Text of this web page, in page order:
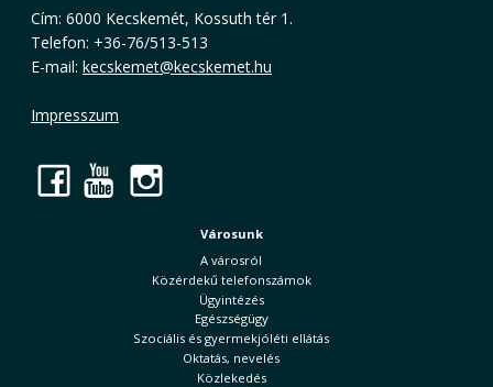
Cím: 6000 Kecskemét, Kossuth tér 1.
Telefon: +36-76/513-513
E-mail: kecskemet@kecskemet.hu
Impresszum
Facebook
YouTube
Városunk
A városról
Közérdekű telefonszámok
Ügyintézés
Egészségügy
Szociális és gyermekjóléti ellátás
Oktatás, nevelés
Közlekedés